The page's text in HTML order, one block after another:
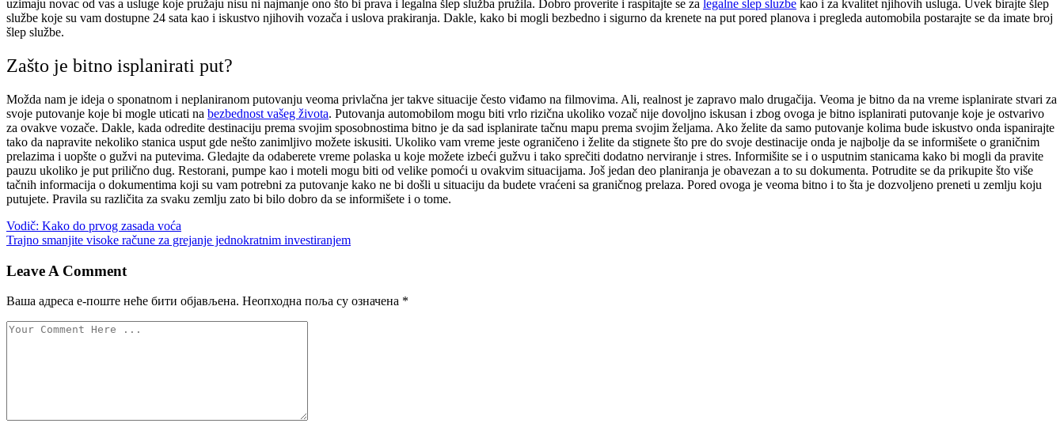
uzimaju novac od vas a usluge koje pružaju nisu ni najmanje ono što bi prava i legalna šlep služba pružila. Dobro proverite i raspitajte se za legalne slep sluzbe kao i za kvalitet njihovih usluga. Uvek birajte šlep
službe koje su vam dostupne 24 sata kao i iskustvo njihovih vozača i uslova prakiranja. Dakle, kako bi mogli bezbedno i sigurno da krenete na put pored planova i pregleda automobila postarajte se da imate broj
šlep službe.
Zašto je bitno isplanirati put?
Možda nam je ideja o sponatnom i neplaniranom putovanju veoma privlačna jer takve situacije često viđamo na filmovima. Ali, realnost je zapravo malo drugačija. Veoma je bitno da na vreme isplanirate stvari za
svoje putovanje koje bi mogle uticati na bezbednost vašeg života. Putovanja automobilom mogu biti vrlo rizična ukoliko vozač nije dovoljno iskusan i zbog ovoga je bitno isplanirati putovanje koje je ostvarivo
za ovakve vozače. Dakle, kada odredite destinaciju prema svojim sposobnostima bitno je da sad isplanirate tačnu mapu prema svojim željama. Ako želite da samo putovanje kolima bude iskustvo onda ispanirajte
tako da napravite nekoliko stanica usput gde nešto zanimljivo možete iskusiti. Ukoliko vam vreme jeste ograničeno i želite da stignete što pre do svoje destinacije onda je najbolje da se informišete o graničnim
prelazima i uopšte o gužvi na putevima. Gledajte da odaberete vreme polaska u koje možete izbeći gužvu i tako sprečiti dodatno nerviranje i stres. Informišite se i o usputnim stanicama kako bi mogli da pravite
pauzu ukoliko je put prilično dug. Restorani, pumpe kao i moteli mogu biti od velike pomoći u ovakvim situacijama. Još jedan deo planiranja je obavezan a to su dokumenta. Potrudite se da prikupite što više
tačnih informacija o dokumentima koji su vam potrebni za putovanje kako ne bi došli u situaciju da budete vraćeni sa graničnog prelaza. Pored ovoga je veoma bitno i to šta je dozvoljeno preneti u zemlju koju
putujete. Pravila su različita za svaku zemlju zato bi bilo dobro da se informišete i o tome.
Управљање
објавама
Vodič: Kako do prvog zasada voća
Trajno smanjite visoke račune za grejanje jednokratnim investiranjem
Leave A Comment
Ваша адреса е-поште неће бити објављена. Неопходна поља су означена *